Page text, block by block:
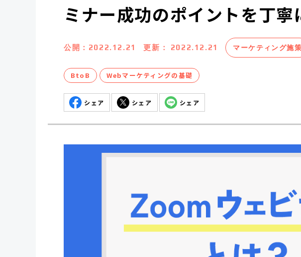
ミナー成功のポイントを丁寧
公開： 2022.12.21 更新： 2022.12.21 マーケティング施策
BtoB Webマーケティングの基礎
シェア シェア シェア